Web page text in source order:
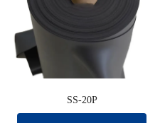
SS-20P